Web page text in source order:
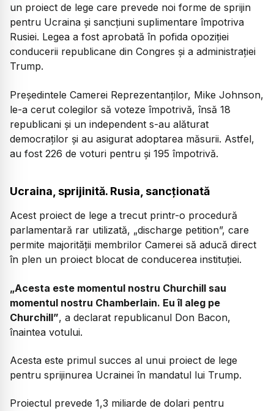
un proiect de lege care prevede noi forme de sprijin
pentru Ucraina și sancțiuni suplimentare împotriva
Rusiei. Legea a fost aprobată în pofida opoziției
conducerii republicane din Congres și a administrației
Trump.
Președintele Camerei Reprezentanților, Mike Johnson,
le-a cerut colegilor să voteze împotrivă, însă 18
republicani și un independent s-au alăturat
democraților și au asigurat adoptarea măsurii. Astfel,
au fost 226 de voturi pentru și 195 împotrivă.
Ucraina, sprijinită. Rusia, sancționată
Acest proiect de lege a trecut printr-o procedură
parlamentară rar utilizată, „discharge petition”, care
permite majorității membrilor Camerei să aducă direct
în plen un proiect blocat de conducerea instituției.
„Acesta este momentul nostru Churchill sau
momentul nostru Chamberlain. Eu îl aleg pe
Churchill”, a declarat republicanul Don Bacon,
înaintea votului.
Acesta este primul succes al unui proiect de lege
pentru sprijinurea Ucrainei în mandatul lui Trump.
Proiectul prevede 1,3 miliarde de dolari pentru